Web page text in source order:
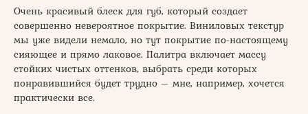
Очень красивый блеск для губ, который создает
совершенно невероятное покрытие. Виниловых текстур
мы уже видели немало, но тут покрытие по-настоящему
сияющее и прямо лаковое. Палитра включает массу
стойких чистых оттенков, выбрать среди которых
понравившийся будет трудно – мне, например, хочется
практически все.